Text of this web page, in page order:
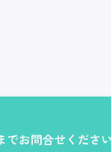
でお問合せくださ